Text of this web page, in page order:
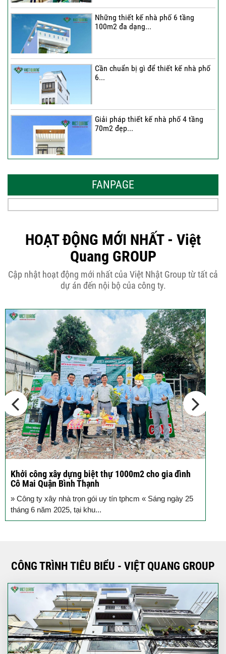
Những thiết kế nhà phố 6 tầng
100m2 đa dạng...
Cần chuẩn bị gì để thiết kế nhà phố
6...
Giải pháp thiết kế nhà phố 4 tầng
70m2 đẹp...
đẹp, sang...
50m2...
Những điều cần biết khi thiết kế nhà
phố 5...
Cập nhật xu thế thiết kế nhà phố 5
tầng...
Các thiết kế nhà phố 2 tầng 110m2
đơn giản,...
FANPAGE
HOẠT ĐỘNG MỚI NHẤT - Việt
Quang GROUP
Cập nhật hoạt động mới nhất của Việt Nhật Group từ tất cả
dự án đến nội bộ của công ty.
Khởi công xây dựng biệt thự 1000m2 cho gia đình
Cô Mai Quận Bình Thạnh
» Công ty xây nhà trọn gói uy tín tphcm « Sáng ngày 25
tháng 6 năm 2025, tại khu...
CÔNG TRÌNH TIÊU BIỂU - VIỆT QUANG GROUP